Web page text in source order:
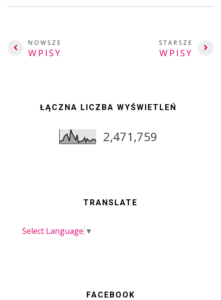
NOWSZE
WPISY
STARSZE
WPISY
ŁĄCZNA LICZBA WYŚWIETLEŃ
2,471,759
TRANSLATE
Select Language ▼
FACEBOOK